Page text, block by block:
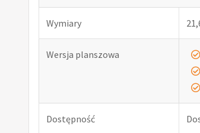
Wymiary
Wersja planszowa
Dostępność